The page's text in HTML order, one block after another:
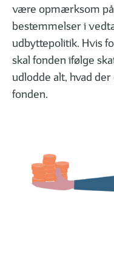
være opmærksom
bestemmelser i
udbyttepolitik. Hvis
skal fonden ifølge
udlodde alt, hvad
fonden.